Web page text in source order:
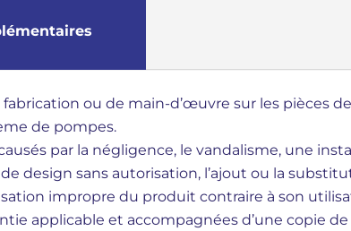
ou de main-d’œuvre sur les pièces
de pompes.
par la négligence, le vandalisme, une
design sans autorisation, l’ajout ou la
impropre du produit contraire à son
applicable et accompagnées d’une copie